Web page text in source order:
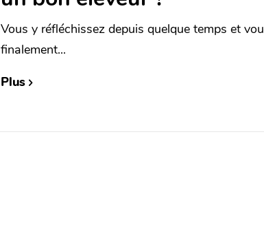
Vous y réfléchissez depuis quelque temps et
finalement...
Plus